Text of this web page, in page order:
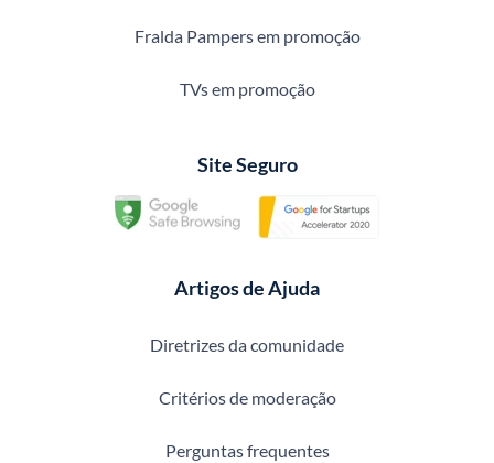
Fralda Pampers em promoção
TVs em promoção
Site Seguro
Artigos de Ajuda
Diretrizes da comunidade
Critérios de moderação
Perguntas frequentes